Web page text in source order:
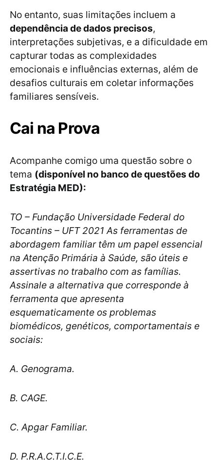
No entanto, suas limitações incluem a
dependência de dados precisos,
interpretações subjetivas, e a dificuldade em
capturar todas as complexidades
emocionais e influências externas, além de
desafios culturais em coletar informações
familiares sensíveis.
Cai na Prova
Acompanhe comigo uma questão sobre o
tema (disponível no banco de questões do
Estratégia MED):
TO – Fundação Universidade Federal do
Tocantins – UFT 2021 As ferramentas de
abordagem familiar têm um papel essencial
na Atenção Primária à Saúde, são úteis e
assertivas no trabalho com as famílias.
Assinale a alternativa que corresponde à
ferramenta que apresenta
esquematicamente os problemas
biomédicos, genéticos, comportamentais e
sociais:
A. Genograma.
B. CAGE.
C. Apgar Familiar.
D. P.R.A.C.T.I.C.E.